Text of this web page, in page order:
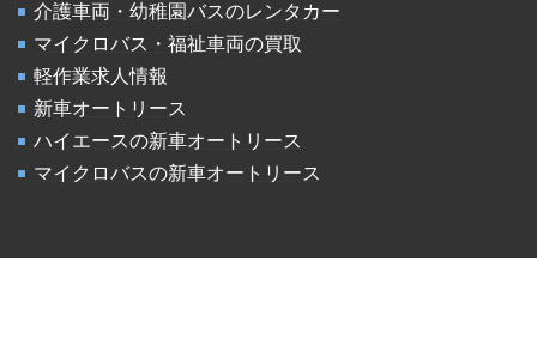
介護車両・幼稚園バスのレンタカー
マイクロバス・福祉車両の買取
軽作業求人情報
新車オートリース
ハイエースの新車オートリース
マイクロバスの新車オートリース